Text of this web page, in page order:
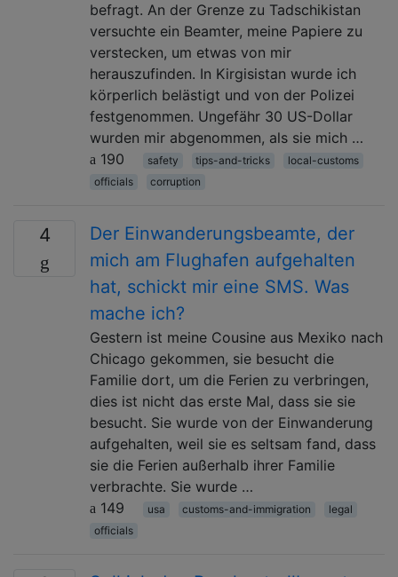
befragt. An der Grenze zu Tadschikistan
versuchte ein Beamter, meine Papiere zu
verstecken, um etwas von mir
herauszufinden. In Kirgisistan wurde ich
körperlich belästigt und von der Polizei
festgenommen. Ungefähr 30 US-Dollar
wurden mir abgenommen, als sie mich …
190
safety tips-and-tricks
local-customs
officials
corruption
4
Der Einwanderungsbeamte, der
mich am Flughafen aufgehalten
hat, schickt mir eine SMS. Was
mache ich?
Gestern ist meine Cousine aus Mexiko nach
Chicago gekommen, sie besucht die
Familie dort, um die Ferien zu verbringen,
dies ist nicht das erste Mal, dass sie sie
besucht. Sie wurde von der Einwanderung
aufgehalten, weil sie es seltsam fand, dass
sie die Ferien außerhalb ihrer Familie
verbrachte. Sie wurde …
149
usa customs-and-immigration
legal
officials